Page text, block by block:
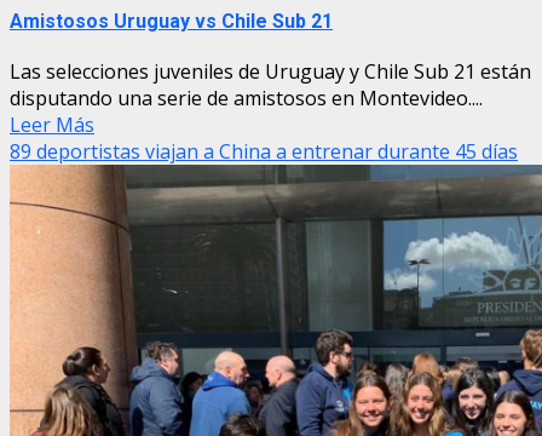
Amistosos Uruguay vs Chile Sub 21
Las selecciones juveniles de Uruguay y Chile Sub 21 están
disputando una serie de amistosos en Montevideo....
Leer Más
89 deportistas viajan a China a entrenar durante 45 días